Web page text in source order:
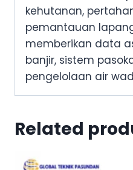
kehutanan,
pemantauan
memberikan data
banjir, sistem
pengelolaan air
Related